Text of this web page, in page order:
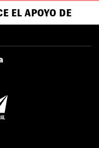
EL APOYO DE